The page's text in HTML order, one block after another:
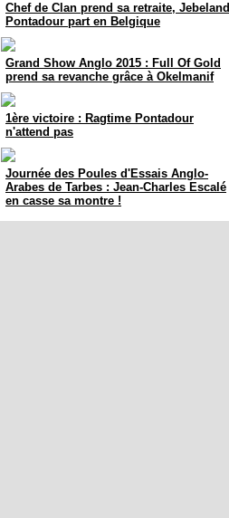
Chef de Clan prend sa retraite, Jebeland
Pontadour part en Belgique
Grand Show Anglo 2015 : Full Of Gold
prend sa revanche grâce à Okelmanif
1ère victoire : Ragtime Pontadour
n'attend pas
Journée des Poules d'Essais Anglo-
Arabes de Tarbes : Jean-Charles Escalé
en casse sa montre !